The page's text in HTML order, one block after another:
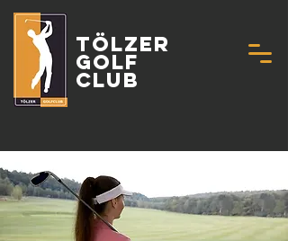
Tölzer
Golf
Club